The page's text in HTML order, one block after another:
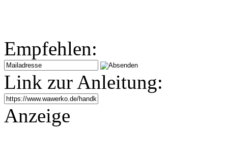
Empfehlen:
Link zur Anleitung:
Anzeige